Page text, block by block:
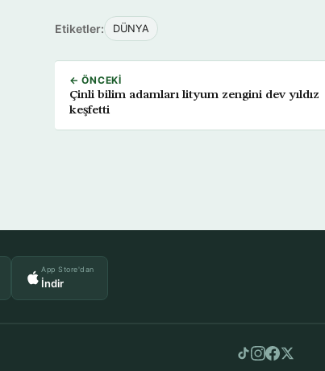
Etiketler: DÜNYA
← ÖNCEKI
Çinli bilim adamları lityum zengini dev yıldız
keşfetti
App Store'dan
İndir